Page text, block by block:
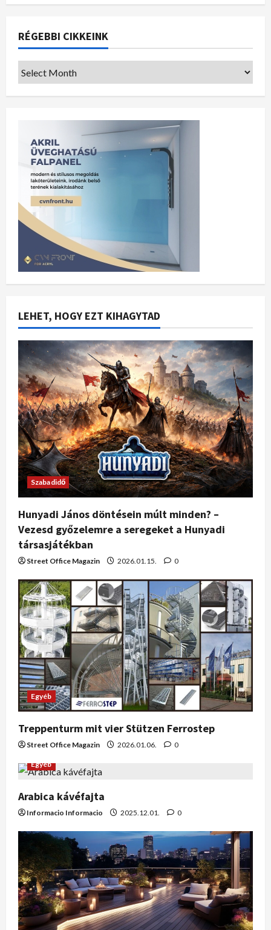
RÉGEBBI CIKKEINK
LEHET, HOGY EZT KIHAGYTAD
Szabadidő
Hunyadi János döntésein múlt minden? –
Vezesd győzelemre a seregeket a Hunyadi
társasjátékban
Street Office Magazin 2026.01.15. 0
Egyéb
Treppenturm mit vier Stützen Ferrostep
Street Office Magazin 2026.01.06. 0
Egyéb
Arabica kávéfajta
Informacio Informacio 2025.12.01. 0